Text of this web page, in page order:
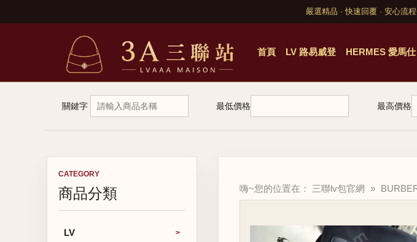
嚴選精品 · 快速回覆 · 安心流程
首頁 LV 路易威登 HERMES 愛馬仕
關鍵字 最低價格 最高價格
CATEGORY
商品分類
LV
嗨~您的位置在： 三聯lv包官網 »